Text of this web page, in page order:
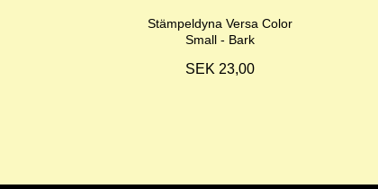
Stämpeldyna Versa Color
Small - Bark
SEK 23,00